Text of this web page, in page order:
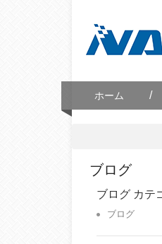
ホーム /
ブログ
ブログ カテ
ブログ